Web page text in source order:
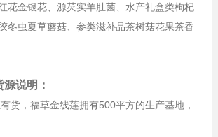
花金银花、源芡实羊肚菌、水产礼盒类枸杞
冬虫夏草蘑菇、参类滋补品茶树菇花果茶香
说明：
货，福草金线莲拥有500平方的生产基地，